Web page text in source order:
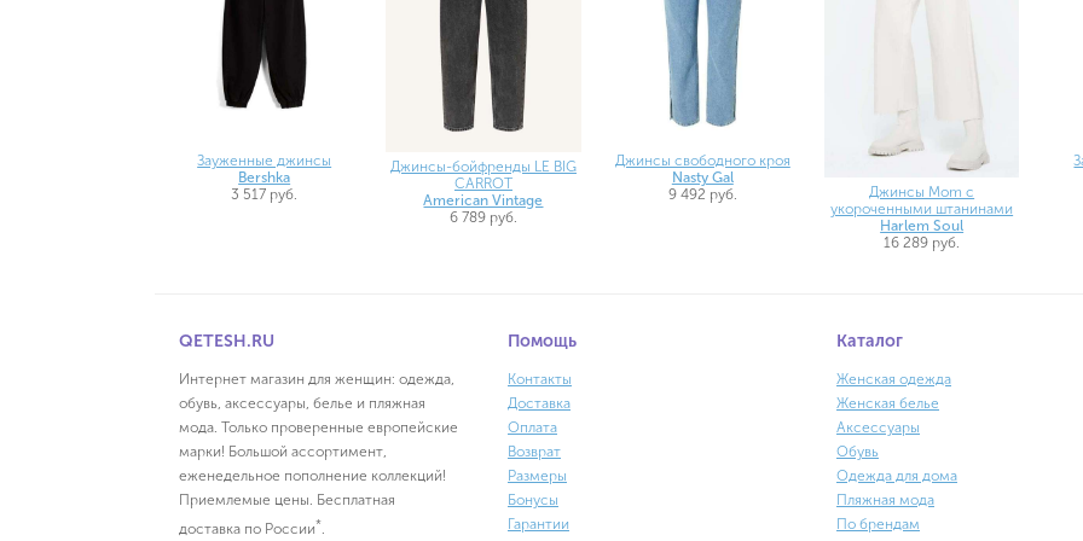
Зауженные джинсы
Bershka
3 517 руб.
Джинсы-бойфренды LE BIG
CARROT
American Vintage
6 789 руб.
Джинсы свободного кроя
Nasty Gal
9 492 руб.
Джинсы Mom с
укороченными штанинами
Harlem Soul
16 289 руб.
QETESH.RU
Интернет магазин для женщин: одежда,
обувь, аксессуары, белье и пляжная
мода. Только проверенные европейские
марки! Большой ассортимент,
еженедельное пополнение коллекций!
Приемлемые цены. Бесплатная
доставка по России*.
Помощь
Контакты
Доставка
Оплата
Возврат
Размеры
Бонусы
Гарантии
Каталог
Женская одежда
Женская белье
Аксессуары
Обувь
Одежда для дома
Пляжная мода
По брендам